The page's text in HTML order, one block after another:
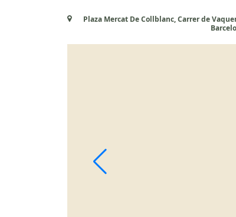
Plaza Mercat De Collblanc, Carrer de